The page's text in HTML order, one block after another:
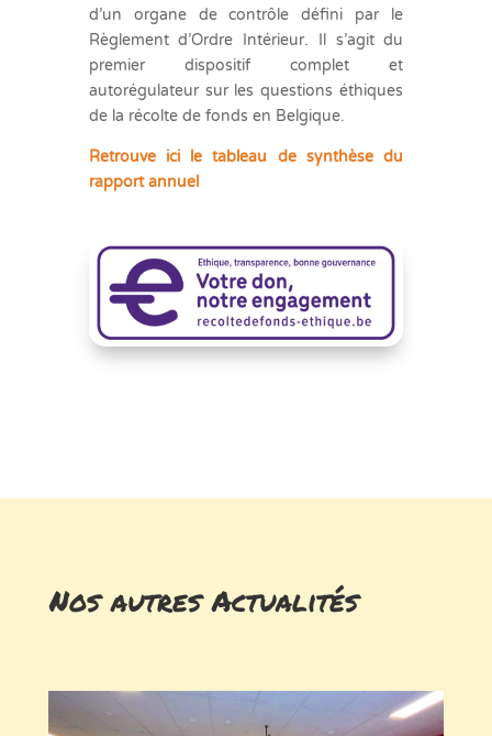
d’un organe de contrôle défini par le
Règlement d’Ordre Intérieur. Il s’agit du
premier dispositif complet et
autorégulateur sur les questions éthiques
de la récolte de fonds en Belgique.
Retrouve ici le tableau de synthèse du
rapport annuel
Nos autres Actualités